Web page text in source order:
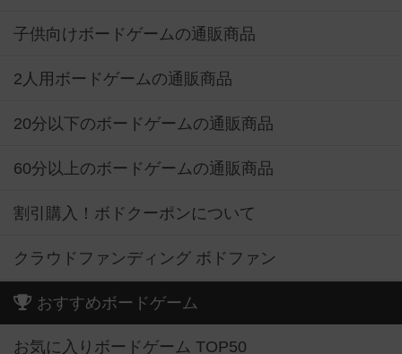
子供向けボードゲームの通販商品
2人用ボードゲームの通販商品
20分以下のボードゲームの通販商品
60分以上のボードゲームの通販商品
割引購入！ボドクーポンについて
クラウドファンディング ボドファン
おすすめボードゲーム
お気に入りボードゲーム TOP50